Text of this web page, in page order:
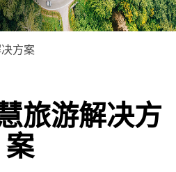
方案
旅游解决方
案